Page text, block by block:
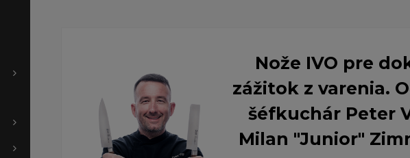
Nože IVO pre
zážitok z varenia.
šéfkuchár Peter
Milan "Junior"